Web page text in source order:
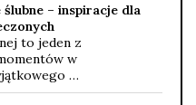
ślubne – inspiracje dla
to jeden z
w
…